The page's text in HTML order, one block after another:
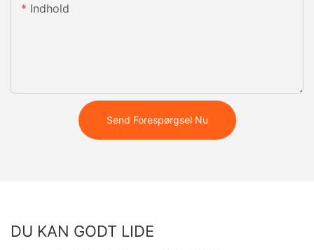
Indhold
Send Forespørgsel Nu
DU KAN GODT LIDE